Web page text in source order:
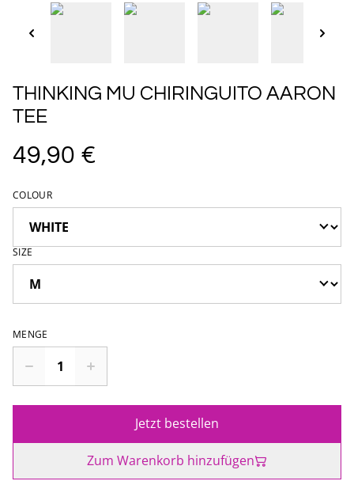
THINKING MU CHIRINGUITO AARON
TEE
49,90 €
COLOUR
SIZE
MENGE
Jetzt bestellen
Zum Warenkorb hinzufügen